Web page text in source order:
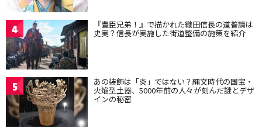
4 『豊臣兄弟！』で描かれた織田信長の道普請は
史実？信長が実施した街道整備の施策を紹介
5 あの装飾は「炎」ではない？縄文時代の国宝・
火焔型土器、5000年前の人々が刻んだ謎とデザ
インの秘密